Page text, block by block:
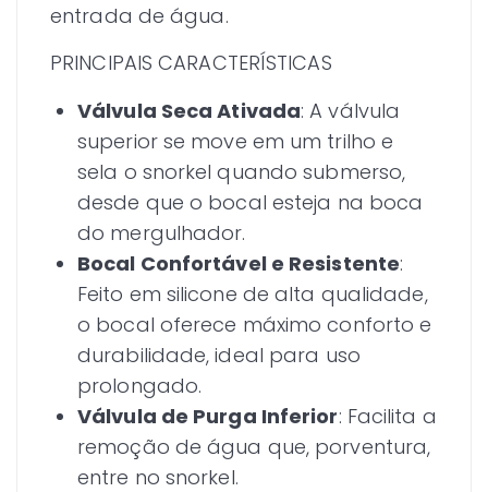
entrada de água.
PRINCIPAIS CARACTERÍSTICAS
Válvula Seca Ativada: A válvula
superior se move em um trilho e
sela o snorkel quando submerso,
desde que o bocal esteja na boca
do mergulhador.
Bocal Confortável e Resistente:
Feito em silicone de alta qualidade,
o bocal oferece máximo conforto e
durabilidade, ideal para uso
prolongado.
Válvula de Purga Inferior: Facilita a
remoção de água que, porventura,
entre no snorkel.